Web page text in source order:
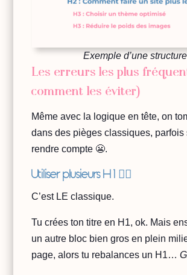
Exemple d’une structure
Les erreurs les plus
comment les éviter)
Même avec la logique en tête, on
dans des pièges classiques, parfois
rendre compte 😬.
Utiliser plusieurs H 1 😵‍💫
C’est LE classique.
Tu crées ton titre en H1, ok. Mais
un autre bloc bien gros en plein
page, alors tu rebalances un H1…